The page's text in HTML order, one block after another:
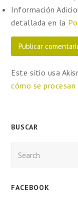
Información
detallada en la
Este sitio usa
cómo se
BUSCAR
FACEBOOK